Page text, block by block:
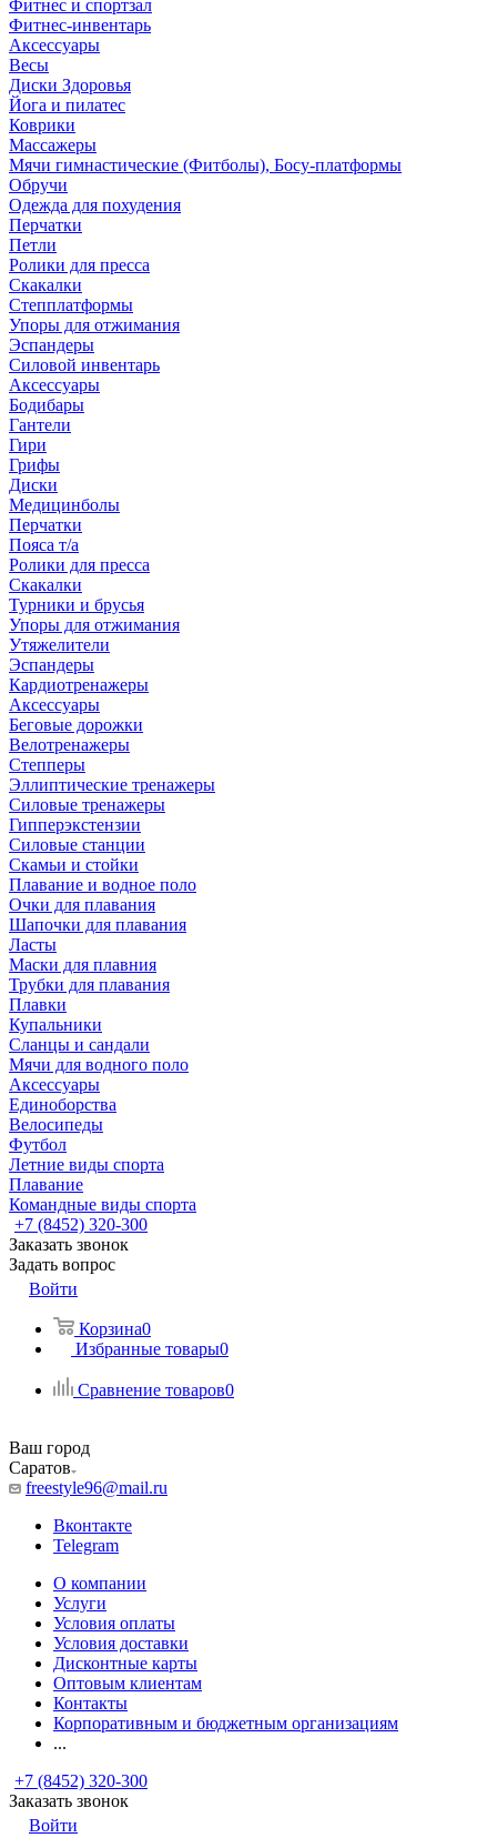
Фитнес и спортзал
Фитнес-инвентарь
Аксессуары
Весы
Диски Здоровья
Йога и пилатес
Коврики
Массажеры
Мячи гимнастические (Фитболы), Босу-платформы
Обручи
Одежда для похудения
Перчатки
Петли
Ролики для пресса
Скакалки
Степплатформы
Упоры для отжимания
Эспандеры
Силовой инвентарь
Аксессуары
Бодибары
Гантели
Гири
Грифы
Диски
Медицинболы
Перчатки
Пояса т/а
Ролики для пресса
Скакалки
Турники и брусья
Упоры для отжимания
Утяжелители
Эспандеры
Кардиотренажеры
Аксессуары
Беговые дорожки
Велотренажеры
Степперы
Эллиптические тренажеры
Силовые тренажеры
Гипперэкстензии
Силовые станции
Скамьи и стойки
Плавание и водное поло
Очки для плавания
Шапочки для плавания
Ласты
Маски для плавния
Трубки для плавания
Плавки
Купальники
Сланцы и сандали
Мячи для водного поло
Аксессуары
Единоборства
Велосипеды
Футбол
Летние виды спорта
Плавание
Командные виды спорта
+7 (8452) 320-300
Заказать звонок
Задать вопрос
Войти
Корзина0
Избранные товары0
Сравнение товаров0
Ваш город
Саратов
freestyle96@mail.ru
Вконтакте
Telegram
О компании
Услуги
Условия оплаты
Условия доставки
Дисконтные карты
Оптовым клиентам
Контакты
Корпоративным и бюджетным организациям
...
+7 (8452) 320-300
Заказать звонок
Войти